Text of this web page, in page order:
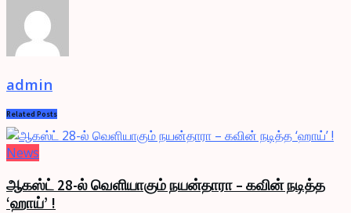
admin
Related Posts
News
ஆகஸ்ட் 28-ல் வெளியாகும் நயன்தாரா – கவின் நடித்த
‘ஹாய்’ !